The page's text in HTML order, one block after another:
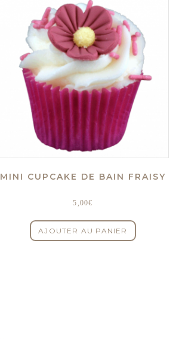
MINI CUPCAKE DE BAIN FRAISY
5,00€
AJOUTER AU PANIER